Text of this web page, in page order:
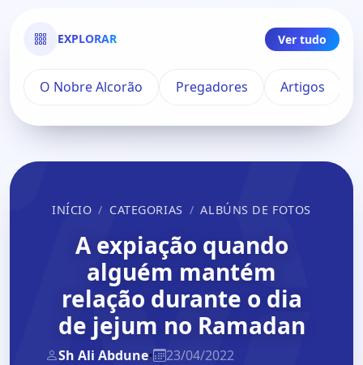
EXPLORAR Ver tudo
O Nobre Alcorão Pregadores Artigos
INÍCIO CATEGORIAS ALBÚNS DE FOTOS
A expiação quando
alguém mantém
relação durante o dia
de jejum no Ramadan
Sh Ali Abdune• 23/04/2022